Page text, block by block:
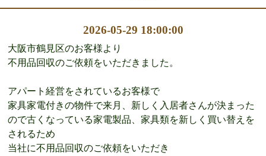
2026-05-29 18:00:00
大阪市鶴見区のお客様より
不用品回収のご依頼をいただきました。
アパート経営をされているお客様で
家具家電付きの物件で来月、新しく入居者さんが決まった
ので古くなっている家電製品、家具類を新しく買い替えを
されるため
当社に不用品回収のご依頼をいただき